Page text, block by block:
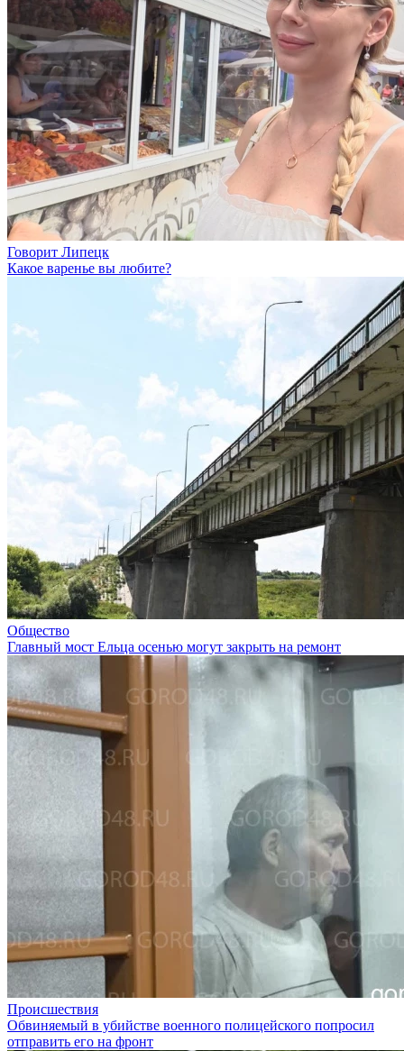
Говорит Липецк
Какое варенье вы любите?
Общество
Главный мост Ельца осенью могут закрыть на ремонт
Происшествия
Обвиняемый в убийстве военного полицейского попросил
отправить его на фронт